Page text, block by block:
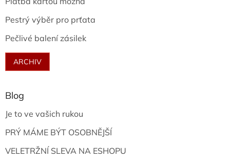
Pestrý výběr pro prťata
Pečlivé balení zásilek
ARCHIV
Blog
Je to ve vašich rukou
PRÝ MÁME BÝT OSOBNĚJŠÍ
VELETRŽNÍ SLEVA NA ESHOPU